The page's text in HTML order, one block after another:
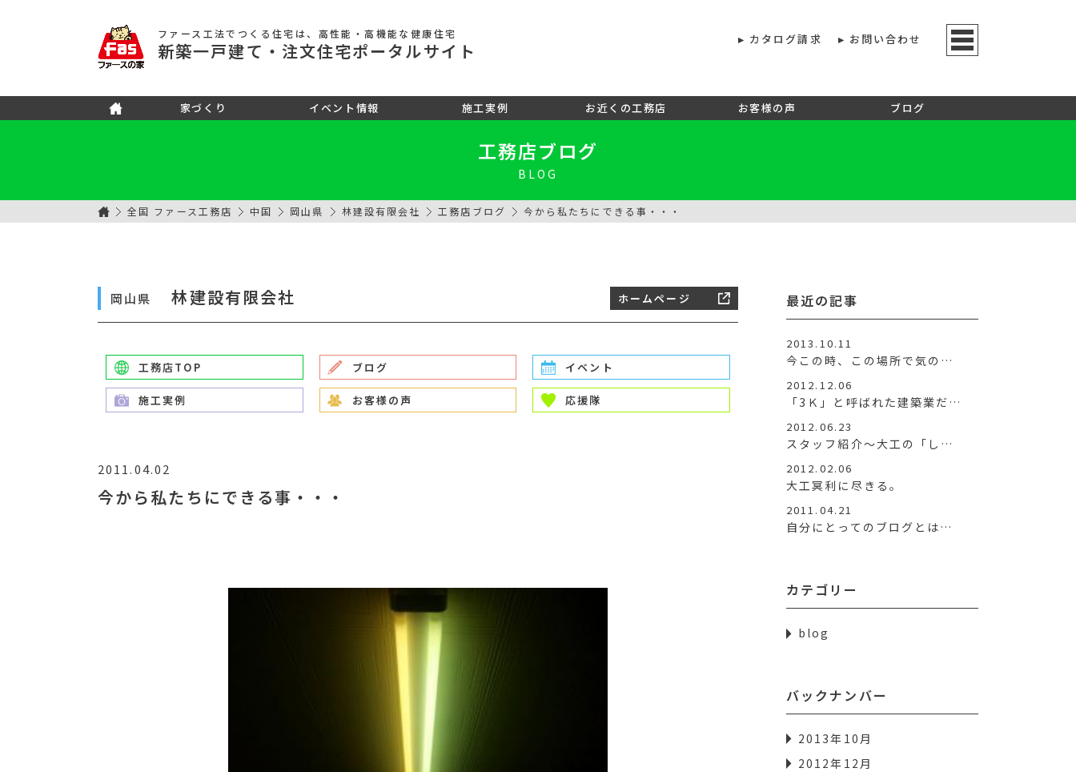
ファース工法でつくる住宅 は、高性能・高機能な健康住宅
新築一戸建て ・注文住宅ポータルサイト
カタログ請求 お問い合わせ
家づくり イベント情報 施工実例 お近くの工務店 お客様の声 ブログ
工務店ブログ
BLOG
全国 ファース工務店 中国 岡山県 林建設有限会社 工務店ブログ 今から私たちにできる事・・・
岡山県 林建設有限会社 ホームページ
工務店TOP ブログ イベント
施工実例 お客様の声 応援隊
2011.04.02
今から私たちにできる事・・・
最近の記事
2013.10.11
今この時、この場所で気の…
2012.12.06
「3Ｋ」と呼ばれた建築業だ…
2012.06.23
スタッフ紹介～大工の「し…
2012.02.06
大工冥利に尽きる。
2011.04.21
自分にとってのブログとは…
カテゴリー
blog
バックナンバー
2013年10月
2012年12月